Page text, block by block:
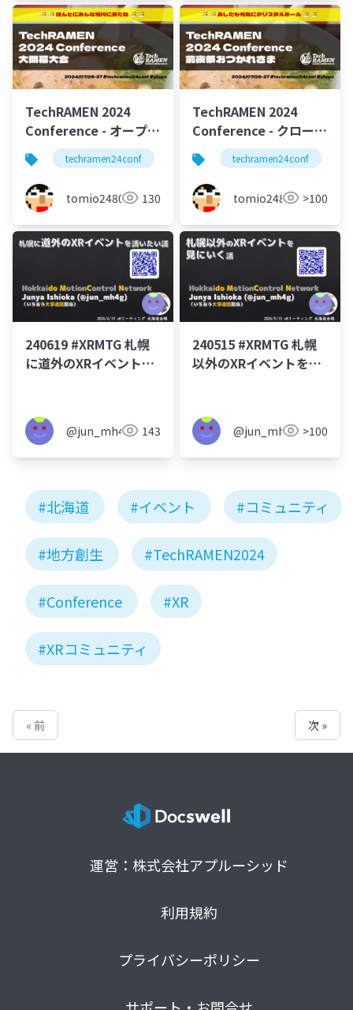
TechRAMEN 2024
Conference - オープニ
ング・自己紹介大会
（当日）
techramen24conf 北海道 旭川 富良野
tomio2480 130
TechRAMEN 2024
Conference - クロージ
ング(前夜祭)techramen24conf
tomio2480 >100
240619 #XRMTG 札幌
に道外のXRイベントを
@jun_mh4g 143
240515 #XRMTG 札幌
以外のXRイベントを見
@jun_mh4g>100
#北海道 #イベント #コミュニティ
#地方創生 #TechRAMEN2024
#Conference #XR
#XRコミュニティ
« 前 次 »
運営：株式会社アプルーシッド
利用規約
プライバシーポリシー